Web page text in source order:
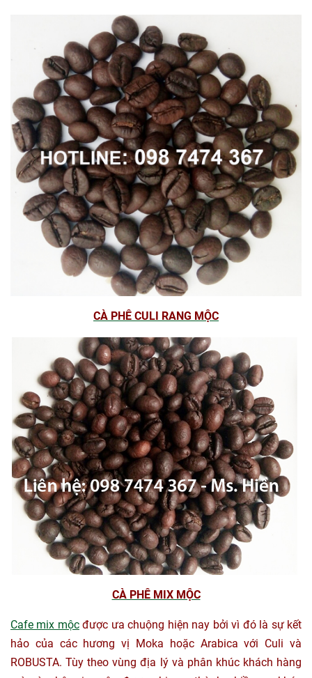
CÀ PHÊ CULI RANG MỘC
CÀ PHÊ MIX MỘC
Cafe mix mộcđược ưa chuộng hiện nay bởi vì đó là sự kết
hảo của các hương vị Moka hoặc Arabica với Culi và
ROBUSTA. Tùy theo vùng địa lý và phân khúc khách hàng